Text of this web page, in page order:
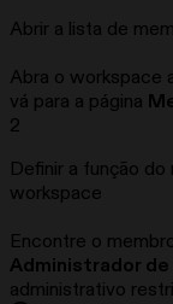
Abrir a lista de
Abra o workspace
vá para a página
2
Definir a função
workspace
Encontre o
Administrador
administrativo